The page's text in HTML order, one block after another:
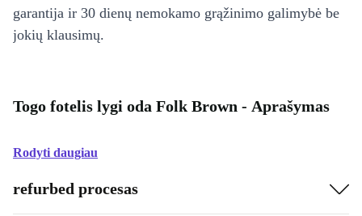
garantija ir 30 dienų nemokamo grąžinimo galimybė be
jokių klausimų.
Togo fotelis lygi oda Folk Brown - Aprašymas
Rodyti daugiau
refurbed procesas